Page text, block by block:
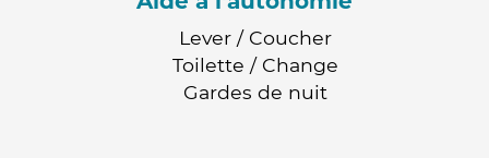
Lever / Coucher
Toilette / Change
Gardes de nuit